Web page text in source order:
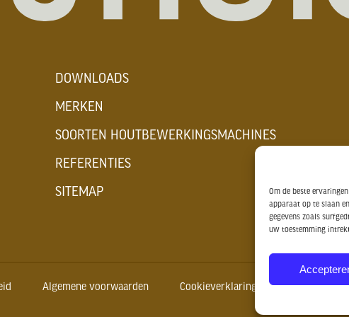
Om de beste
apparaat op te slaan
gegevens zoals
uw toestemming
DOWNLOADS
MERKEN
SOORTEN HOUTBEWERKINGSMACHINES
REFERENTIES
SITEMAP
Algemene voorwaarden Cookieverklaring